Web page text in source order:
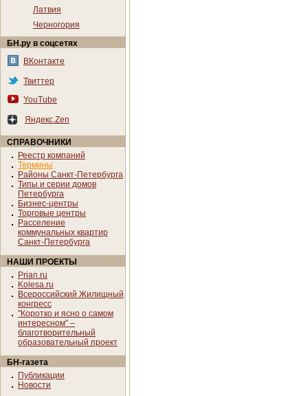
Латвия
Черногория
БН.ру в соцсетях
ВКонтакте
Твиттер
YouTube
Яндекс.Zen
СПРАВОЧНИКИ
Реестр компаний
Термины
Районы Санкт-Петербурга
Типы и серии домов
Петербурга
Бизнес-центры
Торговые центры
Расселение
коммунальных квартир
Санкт-Петербурга
НАШИ ПРОЕКТЫ
Prian.ru
Kolesa.ru
Всероссийский Жилищный
конгресс
"Коротко и ясно о самом
интересном" –
благотворительный
образовательный проект
БН-газета
Публикации
Новости